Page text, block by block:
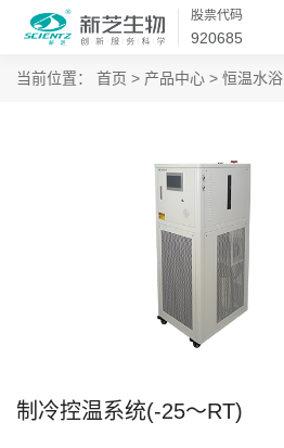
股票代码
920685
当前位置： 首页 > 产品中心 > 恒温水浴
制冷控温系统(-25～RT)